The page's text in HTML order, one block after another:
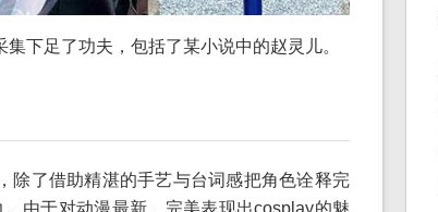
下足了功夫，包括了某小说中的赵灵儿。
除了借助精湛的手艺与台词感把角色诠释完
由于对动漫最新，完美表现出cosplay的魅